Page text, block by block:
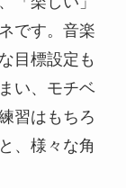
です。音楽
目標設定も
い、モチベ
習はもちろ
、様々な角